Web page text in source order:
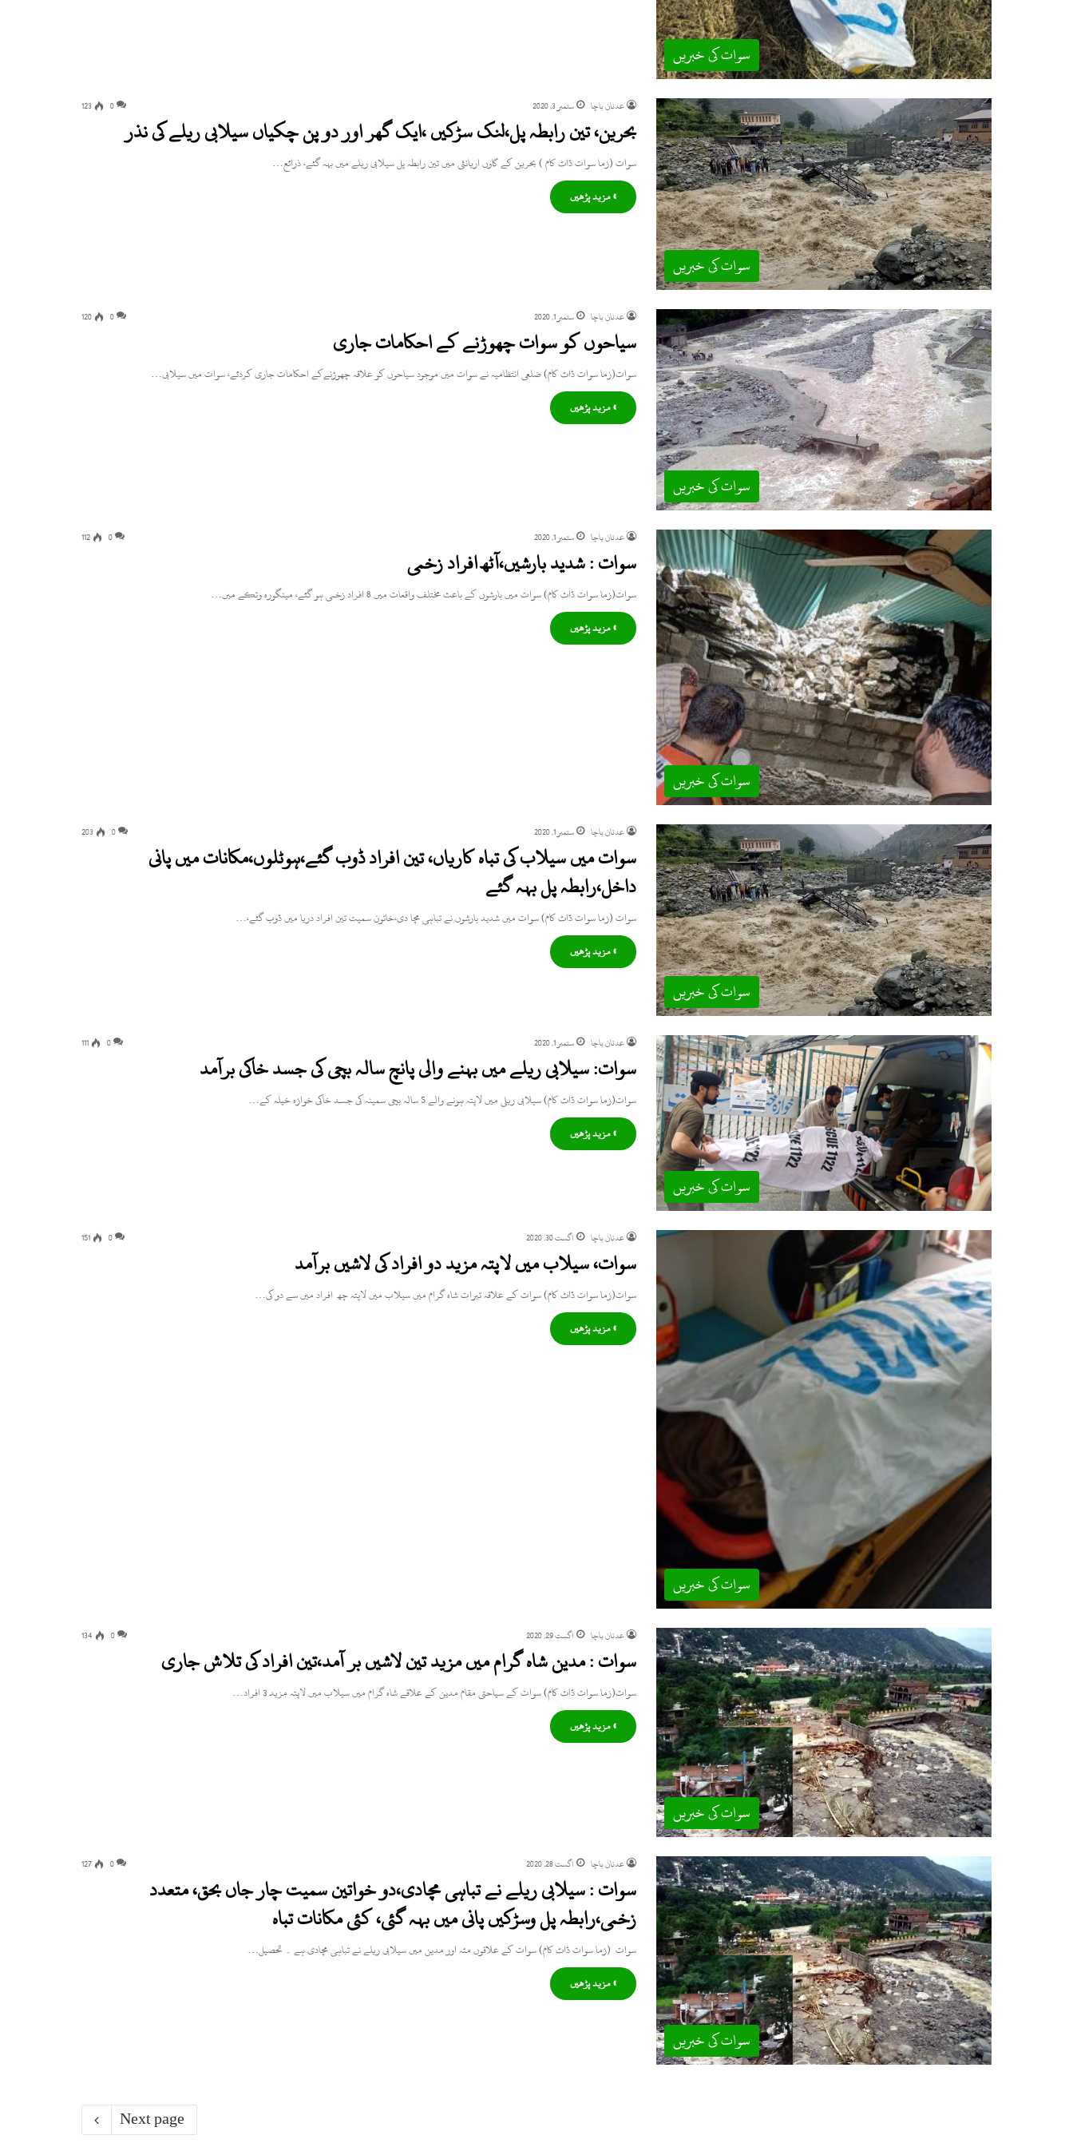
سوات کی خبریں
سوات کی خبریں
عدنان باچا ستمبر 3, 2020 0
123
بحرین، تین رابطہ پل،لنک سڑکیں ،ایک گھر اور دو پن چکیاں سیلابی ریلے کی نذر
سوات (زما سوات ڈاٹ کام ) بحرین کے گاوں اریانئی میں تین رابطہ پل سیلابی ریلے میں بہہ گئے، ذرائع…
» مزید پڑھیں
سوات کی خبریں
عدنان باچا ستمبر 1, 2020 0
120
سیاحوں کو سوات چھوڑنے کے احکامات جاری
سوات(زما سوات ڈاٹ کام) ضلعی انتظامیہ نے سوات میں موجود سیاحوں کو علاقہ چھوڑنےکے احکامات جاری کردئے، سوات میں سیلابی…
» مزید پڑھیں
سوات کی خبریں
عدنان باچا ستمبر 1, 2020 0
112
سوات : شدید بارشیں،آٹھ افراد زخمی
سوات(زما سوات ڈاٹ کام) سوات میں بارشوں کے باعث مختلف واقعات میں 8 افراد زخمی ہو گئے، مینگورہ وتکے میں…
» مزید پڑھیں
سوات کی خبریں
عدنان باچا ستمبر 1, 2020 0
203
سوات میں سیلاب کی تباہ کاریاں، تین افراد ڈوب گئے،ہوٹلوں،مکانات میں پانی
داخل،رابطہ پل بہہ گئے
سوات (زما سوات ڈاٹ کام) سوات میں شدید بارشوں نے تباہی مچا دی،خاتون سمیت تین افراد دریا میں ڈوب گئے،…
» مزید پڑھیں
سوات کی خبریں
عدنان باچا ستمبر 1, 2020 0
111
سوات: سیلابی ریلے میں بہنے والی پانچ سالہ بچی کی جسد خاکی برآمد
سوات(زما سوات ڈاٹ کام) سیلابی ریلی میں لاپتہ ہونے والے 5 سالہ بچی سمینہ کی جسد خاکی خوازہ خیلہ کے…
» مزید پڑھیں
سوات کی خبریں
عدنان باچا اگست 30, 2020 0
151
سوات، سیلاب میں لاپتہ مزید دو افراد کی لاشیں برآمد
سوات(زما سوات ڈاٹ کام) سوات کے علاقہ تیرات شاہ گرام میں سیلاب میں لاپتہ چھ افراد میں سے دو کی…
» مزید پڑھیں
سوات کی خبریں
عدنان باچا اگست 29, 2020 0
134
سوات : مدین شاہ گرام میں مزید تین لاشیں بر آمد،تین افراد کی تلاش جاری
سوات(زما سوات ڈاٹ کام) سوات کے سیاحتی مقام مدین کے علاقے شاہ گرام میں سیلاب میں لاپتہ مزید 3 افراد…
» مزید پڑھیں
سوات کی خبریں
عدنان باچا اگست 28, 2020 0
127
سوات : سیلابی ریلے نے تباہی مچادی،دو خواتین سمیت چار جاں بحق، متعدد
زخمی،رابطہ پل وسڑکیں پانی میں بہہ گئی، کئی مکانات تباہ
سوات (زما سوات ڈاٹ کام) سوات کے علاقوں مٹہ اور مدین میں سیلابی ریلے نے تباہی مچادی ہے ۔ تحصیل…
» مزید پڑھیں
Next page